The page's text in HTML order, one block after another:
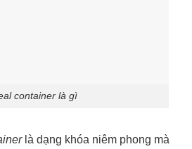
container là gì
là dạng khóa niêm phong mà